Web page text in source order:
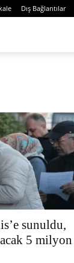
Dış Bağlantılar
sunuldu,
5 milyon